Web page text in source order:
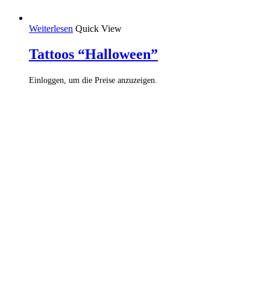
Weiterlesen Quick View
Tattoos “Halloween”
Einloggen, um die Preise anzuzeigen.